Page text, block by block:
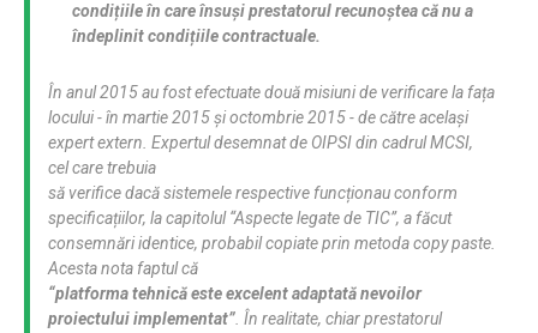
condițiile în care însuși prestatorul recunoștea că nu a
îndeplinit condițiile contractuale.
În anul 2015 au fost efectuate două misiuni de verificare la fața
locului - în martie 2015 și octombrie 2015 - de către același
expert extern. Expertul desemnat de OIPSI din cadrul MCSI,
cel care trebuia
să verifice dacă sistemele respective funcționau conform
specificațiilor, la capitolul “Aspecte legate de TIC”, a făcut
consemnări identice, probabil copiate prin metoda copy paste.
Acesta nota faptul că
“platforma tehnică este excelent adaptată nevoilor
proiectului implementat” . În realitate, chiar prestatorul